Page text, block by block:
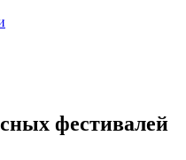
фестивалей